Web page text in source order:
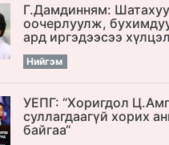
Г.Дамдинням:
оочерлуулж,
ард иргэдээсээ
Нийгэм
УЕПГ: “Хоригдол
cуллагдаагүй хорих
байгаа“